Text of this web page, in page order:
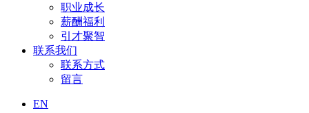
职业成长
薪酬福利
引才聚智
联系我们
联系方式
留言
EN